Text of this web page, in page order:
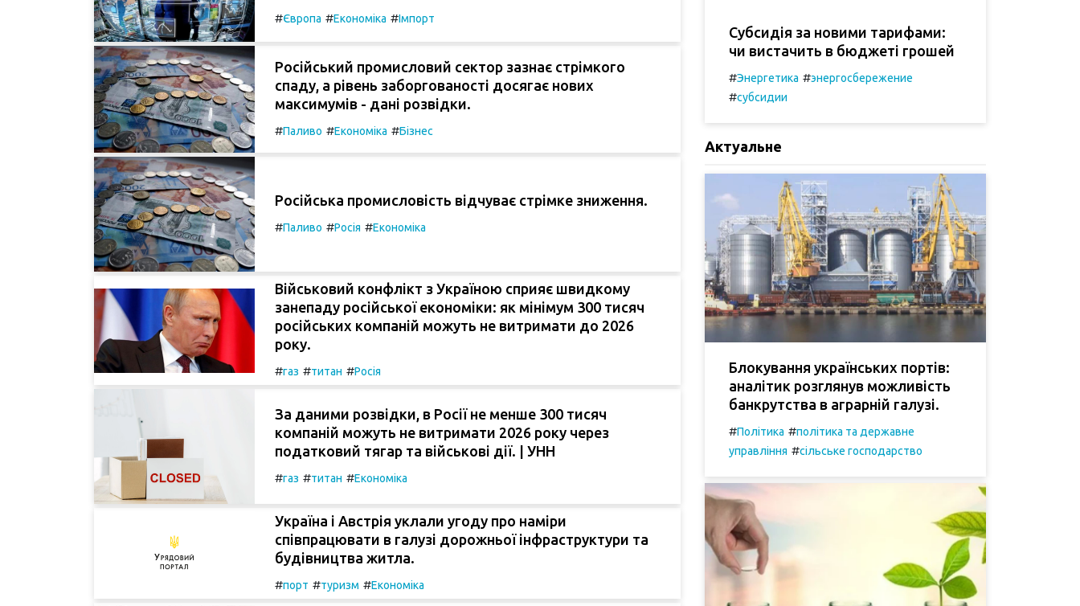
#Європа #Економіка #Імпорт
Російський промисловий сектор зазнає стрімкого
спаду, а рівень заборгованості досягає нових
максимумів - дані розвідки.
#Паливо #Економіка #Бізнес
Російська промисловість відчуває стрімке зниження.
#Паливо #Росія #Економіка
Військовий конфлікт з Україною сприяє швидкому
занепаду російської економіки: як мінімум 300 тисяч
російських компаній можуть не витримати до 2026
року.
#газ #титан #Росія
За даними розвідки, в Росії не менше 300 тисяч
компаній можуть не витримати 2026 року через
податковий тягар та військові дії. | УНН
#газ #титан #Економіка
Україна і Австрія уклали угоду про наміри
співпрацювати в галузі дорожньої інфраструктури та
будівництва житла.
#порт #туризм #Економіка
Субсидія за новими тарифами:
чи вистачить в бюджеті грошей
#Энергетика #энергосбережение
#субсидии
Актуальне
Блокування українських портів:
аналітик розглянув можливість
банкрутства в аграрній галузі.
#Політика #політика та державне
управління #сільське господарство